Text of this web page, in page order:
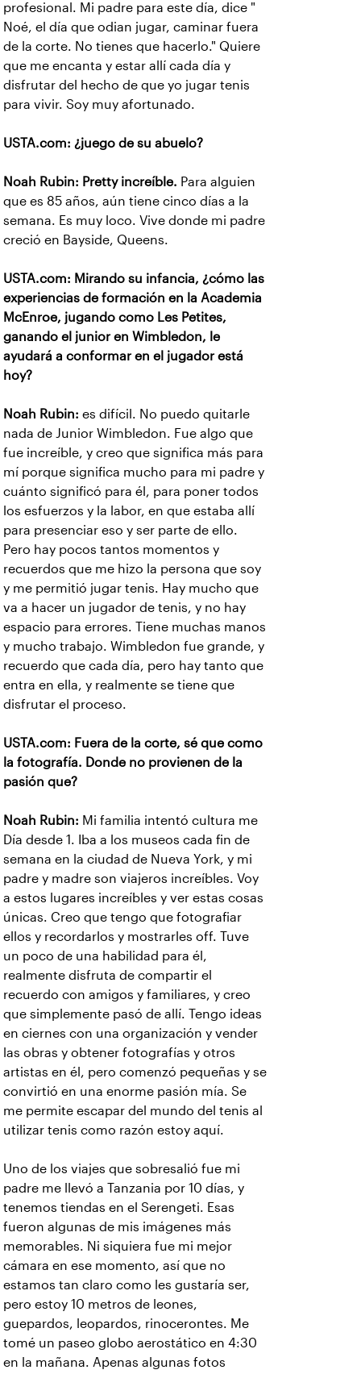
profesional. Mi padre para este día, dice "
Noé, el día que odian jugar, caminar fuera
de la corte. No tienes que hacerlo." Quiere
que me encanta y estar allí cada día y
disfrutar del hecho de que yo jugar tenis
para vivir. Soy muy afortunado.
USTA.com: ¿juego de su abuelo?
Noah Rubin: Pretty increíble. Para alguien
que es 85 años, aún tiene cinco días a la
semana. Es muy loco. Vive donde mi padre
creció en Bayside, Queens.
USTA.com: Mirando su infancia, ¿cómo las
experiencias de formación en la Academia
McEnroe, jugando como Les Petites,
ganando el junior en Wimbledon, le
ayudará a conformar en el jugador está
hoy?
Noah Rubin: es difícil. No puedo quitarle
nada de Junior Wimbledon. Fue algo que
fue increíble, y creo que significa más para
mí porque significa mucho para mi padre y
cuánto significó para él, para poner todos
los esfuerzos y la labor, en que estaba allí
para presenciar eso y ser parte de ello.
Pero hay pocos tantos momentos y
recuerdos que me hizo la persona que soy
y me permitió jugar tenis. Hay mucho que
va a hacer un jugador de tenis, y no hay
espacio para errores. Tiene muchas manos
y mucho trabajo. Wimbledon fue grande, y
recuerdo que cada día, pero hay tanto que
entra en ella, y realmente se tiene que
disfrutar el proceso.
USTA.com: Fuera de la corte, sé que como
la fotografía. Donde no provienen de la
pasión que?
Noah Rubin: Mi familia intentó cultura me
Día desde 1. Iba a los museos cada fin de
semana en la ciudad de Nueva York, y mi
padre y madre son viajeros increíbles. Voy
a estos lugares increíbles y ver estas cosas
únicas. Creo que tengo que fotografiar
ellos y recordarlos y mostrarles off. Tuve
un poco de una habilidad para él,
realmente disfruta de compartir el
recuerdo con amigos y familiares, y creo
que simplemente pasó de allí. Tengo ideas
en ciernes con una organización y vender
las obras y obtener fotografías y otros
artistas en él, pero comenzó pequeñas y se
convirtió en una enorme pasión mía. Se
me permite escapar del mundo del tenis al
utilizar tenis como razón estoy aquí.
Uno de los viajes que sobresalió fue mi
padre me llevó a Tanzania por 10 días, y
tenemos tiendas en el Serengeti. Esas
fueron algunas de mis imágenes más
memorables. Ni siquiera fue mi mejor
cámara en ese momento, así que no
estamos tan claro como les gustaría ser,
pero estoy 10 metros de leones,
guepardos, leopardos, rinocerontes. Me
tomé un paseo globo aerostático en 4:30
en la mañana. Apenas algunas fotos